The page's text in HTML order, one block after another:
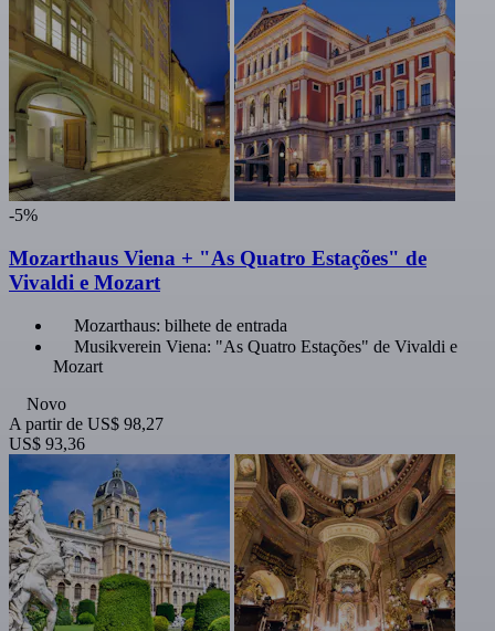
-5%
Mozarthaus Viena + "As Quatro Estações" de
Vivaldi e Mozart
Mozarthaus: bilhete de entrada
Musikverein Viena: "As Quatro Estações" de Vivaldi e
Mozart
Novo
A partir de US$ 98,27
US$ 93,36